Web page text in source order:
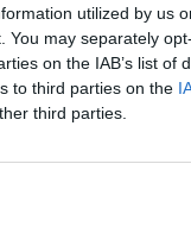
utilized by us
You may separately
on the IAB’s list of
to third parties on the
third parties.